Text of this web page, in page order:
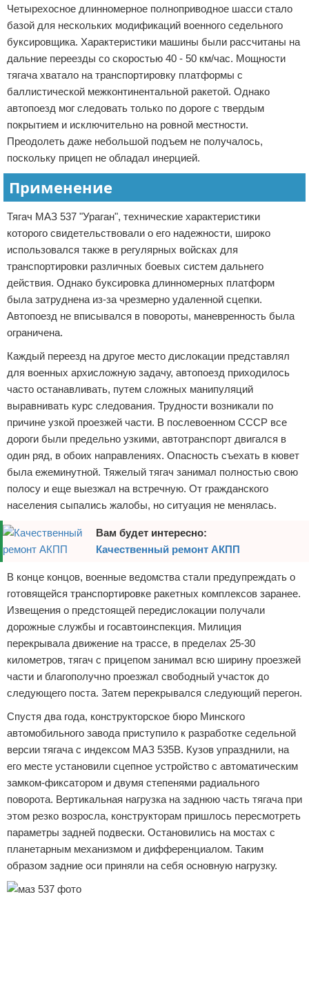
Четырехосное длинномерное полноприводное шасси стало
базой для нескольких модификаций военного седельного
буксировщика. Характеристики машины были рассчитаны на
дальние переезды со скоростью 40 - 50 км/час. Мощности
тягача хватало на транспортировку платформы с
баллистической межконтинентальной ракетой. Однако
автопоезд мог следовать только по дороге с твердым
покрытием и исключительно на ровной местности.
Преодолеть даже небольшой подъем не получалось,
поскольку прицеп не обладал инерцией.
Применение
Тягач МАЗ 537 "Ураган", технические характеристики
которого свидетельствовали о его надежности, широко
использовался также в регулярных войсках для
транспортировки различных боевых систем дальнего
действия. Однако буксировка длинномерных платформ
была затруднена из-за чрезмерно удаленной сцепки.
Автопоезд не вписывался в повороты, маневренность была
ограничена.
Каждый переезд на другое место дислокации представлял
для военных архисложную задачу, автопоезд приходилось
часто останавливать, путем сложных манипуляций
выравнивать курс следования. Трудности возникали по
причине узкой проезжей части. В послевоенном СССР все
дороги были предельно узкими, автотранспорт двигался в
один ряд, в обоих направлениях. Опасность съехать в кювет
была ежеминутной. Тяжелый тягач занимал полностью свою
полосу и еще выезжал на встречную. От гражданского
населения сыпались жалобы, но ситуация не менялась.
Вам будет интересно:
Качественный ремонт АКПП
В конце концов, военные ведомства стали предупреждать о
готовящейся транспортировке ракетных комплексов заранее.
Извещения о предстоящей передислокации получали
дорожные службы и госавтоинспекция. Милиция
перекрывала движение на трассе, в пределах 25-30
километров, тягач с прицепом занимал всю ширину проезжей
части и благополучно проезжал свободный участок до
следующего поста. Затем перекрывался следующий перегон.
Спустя два года, конструкторское бюро Минского
автомобильного завода приступило к разработке седельной
версии тягача с индексом МАЗ 535В. Кузов упразднили, на
его месте установили сцепное устройство с автоматическим
замком-фиксатором и двумя степенями радиального
поворота. Вертикальная нагрузка на заднюю часть тягача при
этом резко возросла, конструкторам пришлось пересмотреть
параметры задней подвески. Остановились на мостах с
планетарным механизмом и дифференциалом. Таким
образом задние оси приняли на себя основную нагрузку.